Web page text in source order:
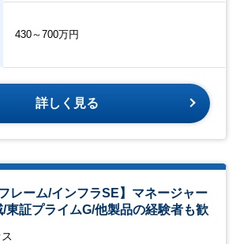
430～700万円
詳しく見る
レーム/インフラSE】マネージャー
東証プライムG/他製品の経験者も歓